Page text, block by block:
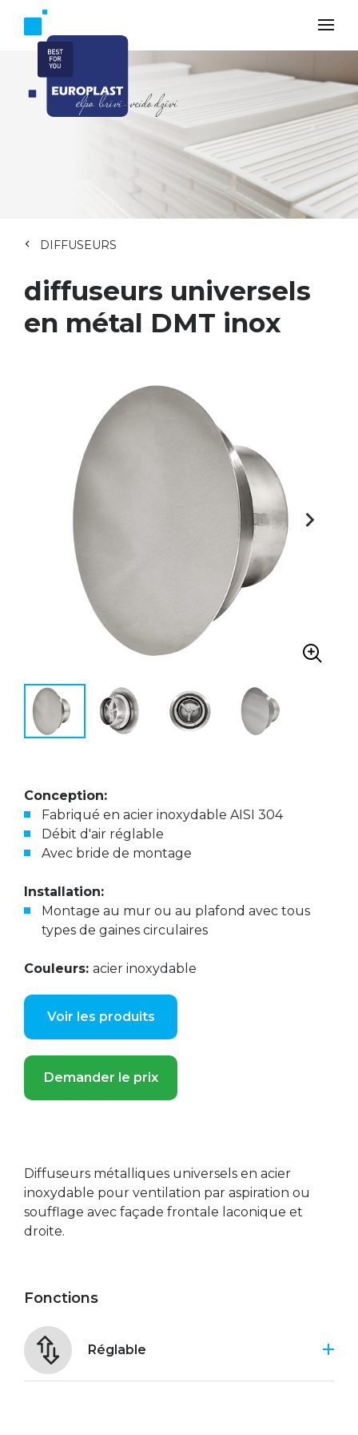
DIFFUSEURS
diffuseurs universels
en métal DMT inox
Conception:
Fabriqué en acier inoxydable AISI 304
Débit d'air réglable
Avec bride de montage
Installation:
Montage au mur ou au plafond avec tous
types de gaines circulaires
Couleurs: acier inoxydable
Voir les produits
Demander le prix
Diffuseurs métalliques universels en acier
inoxydable pour ventilation par aspiration ou
soufflage avec façade frontale laconique et
droite.
Fonctions
Réglable